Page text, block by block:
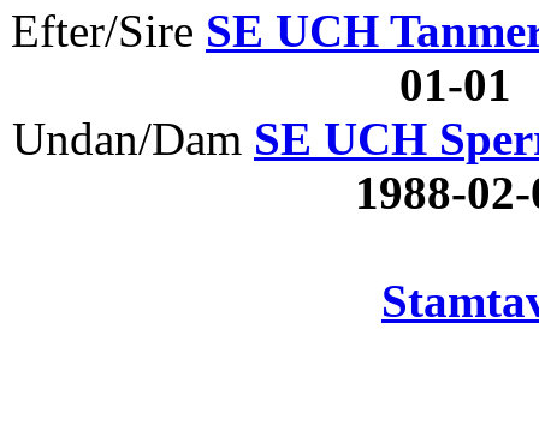
Efter/Sire SE UCH
01-
Undan/Dam SE UCH
1988-